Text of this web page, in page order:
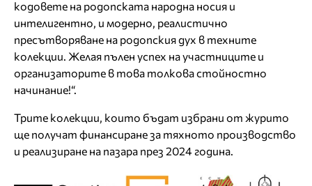
кодовете на родопската народна носия и
интелигентно, и модерно, реалистично
пресътворяване на родопския дух в техните
колекции. Желая пълен успех на участниците и
организаторите в това толкова стойностно
начинание!“.
Трите колекции, които бъдат избрани от журито
ще получат финансиране за тяхното производство
и реализиране на пазара през 2024 година.